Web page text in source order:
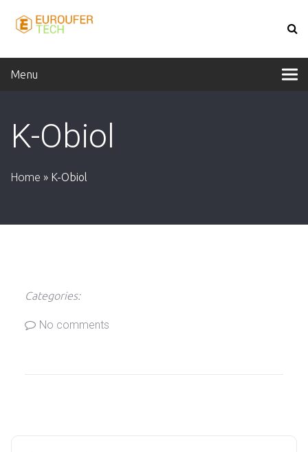
Menu
K-Obiol
Home » K-Obiol
Categories:
No comments